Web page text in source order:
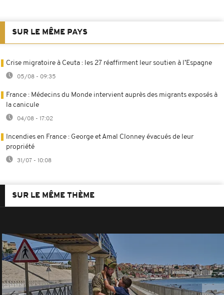
SUR LE MÊME PAYS
Crise migratoire à Ceuta : les 27 réaffirment leur soutien à l’Espagne
05/08 - 09:35
France : Médecins du Monde intervient auprès des migrants exposés à
la canicule
04/08 - 17:02
Incendies en France : George et Amal Clonney évacués de leur
propriété
31/07 - 10:08
SUR LE MÊME THÈME